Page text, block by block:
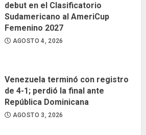
debut en el Clasificatorio
Sudamericano al AmeriCup
Femenino 2027
AGOSTO 4, 2026
Venezuela terminó con registro
de 4-1; perdió la final ante
República Dominicana
AGOSTO 3, 2026